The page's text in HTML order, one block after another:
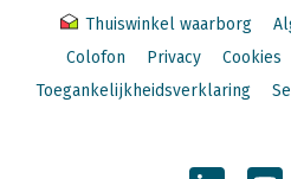
Thuiswinkel waarborg
Colofon
Privacy Cookies
Toegankelijkheidsverklaring